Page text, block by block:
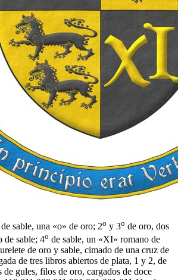
de sable, una «o» de oro; 2o y 3o de oro, dos
de sable; 4o de sable, un «XI» romano de
de oro y sable, cimado de una cruz de
de tres libros abiertos de plata, 1 y 2, de
de gules, filos de oro, cargados de doce